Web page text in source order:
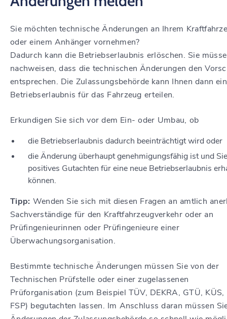
Sie möchten technische Änderungen an Ihrem
oder einem Anhänger vornehmen?
Dadurch kann die Betriebserlaubnis erlöschen. Sie
nachweisen, dass die technischen Änderungen den
entsprechen. Die Zulassungsbehörde kann Ihnen dann
Betriebserlaubnis für das Fahrzeug erteilen.
Erkundigen Sie sich vor dem Ein- oder Umbau, ob
die Betriebserlaubnis dadurch beeinträchtigt wird oder
die Änderung überhaupt genehmigungsfähig ist und
positives Gutachten für eine neue Betriebserlaubnis
können.
Tipp: Wenden Sie sich mit diesen Fragen an amtlich
Sachverständige für den Kraftfahrzeugverkehr oder an
Prüfingenieurinnen oder Prüfingenieure einer
Überwachungsorganisation.
Bestimmte technische Änderungen müssen Sie von der
Technischen Prüfstelle oder einer zugelassenen
Prüforganisation (zum Beispiel TÜV, DEKRA, GTÜ, KÜS,
FSP) begutachten lassen. Im Anschluss daran müssen